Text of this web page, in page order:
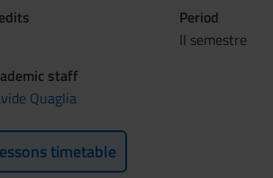
Period
II semestre
staff
Quaglia
timetable